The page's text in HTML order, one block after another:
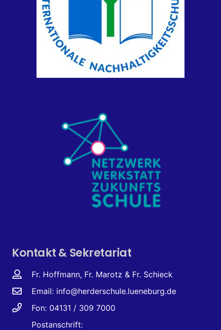
Kontakt & Sekretariat
Fr. Hoffmann, Fr. Marotz & Fr. Schieck
Email: info@herderschule.lueneburg.de
Fon: 04131 / 309 7000
Postanschrift: